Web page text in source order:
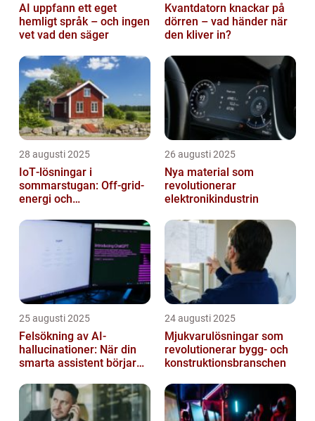
AI uppfann ett eget
hemligt språk – och ingen
vet vad den säger
Kvantdatorn knackar på
dörren – vad händer när
den kliver in?
28 augusti 2025
IoT‑lösningar i
sommarstugan: Off‑grid-
energi och
26 augusti 2025
Nya material som
revolutionerar
elektronikindustrin
25 augusti 2025
Felsökning av AI-
hallucinationer: När din
smarta assistent börjar
24 augusti 2025
Mjukvarulösningar som
revolutionerar bygg- och
konstruktionsbranschen